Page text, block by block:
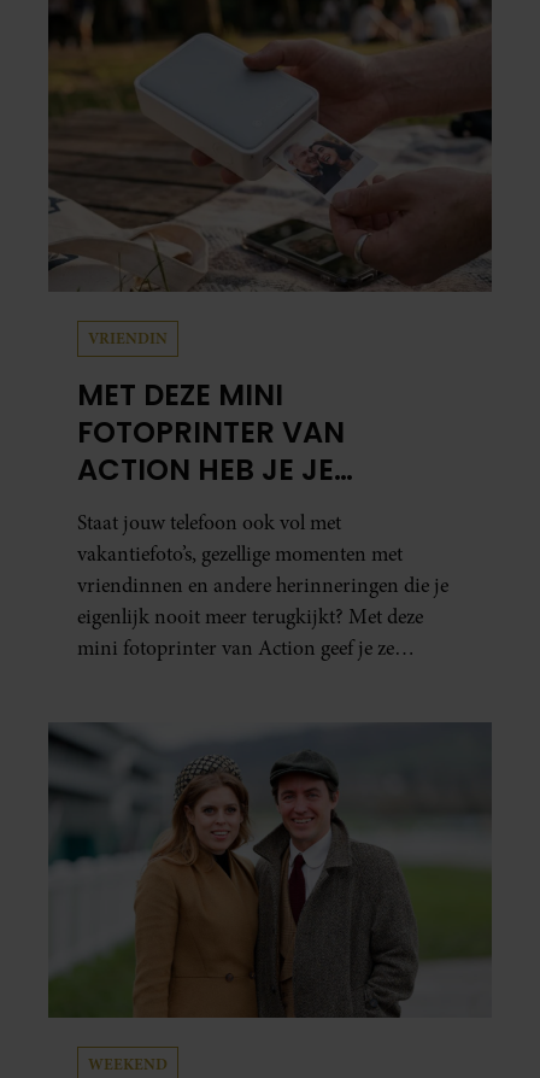
Leidsedwarsstraat roept een stortvloed aan
herinneringen op. Daar begon hun leven
samen en werd dochter Lola geboren.
VRIENDIN
MET DEZE MINI
FOTOPRINTER VAN
ACTION HEB JE JE
FAVORIETE FOTO’S BINNEN
ÉÉN MINUUT IN HANDEN
Staat jouw telefoon ook vol met
vakantiefoto’s, gezellige momenten met
vriendinnen en andere herinneringen die je
eigenlijk nooit meer terugkijkt? Met deze
mini fotoprinter van Action geef je ze
al in handen.
WEEKEND